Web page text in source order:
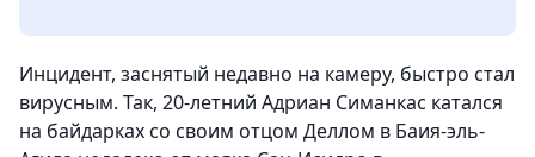
Инцидент, заснятый недавно на камеру, быстро стал
вирусным. Так, 20-летний Адриан Симанкас катался
на байдарках со своим отцом Деллом в Баия-эль-